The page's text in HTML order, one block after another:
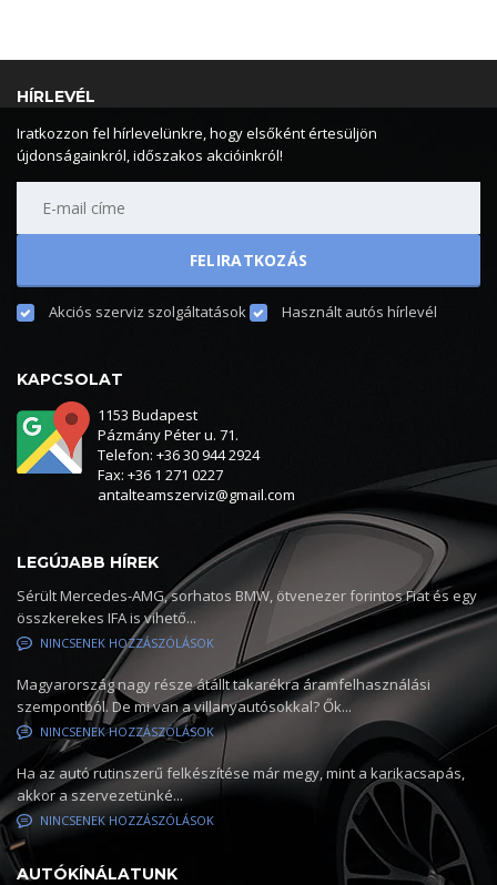
HÍRLEVÉL
Iratkozzon fel hírlevelünkre, hogy elsőként értesüljön
újdonságainkról, időszakos akcióinkról!
Akciós szerviz szolgáltatások Használt autós hírlevél
KAPCSOLAT
1153 Budapest
Pázmány Péter u. 71.
Telefon: +36 30 944 2924
Fax: +36 1 271 0227
antalteamszerviz@gmail.com
LEGÚJABB HÍREK
Sérült Mercedes-AMG, sorhatos BMW, ötvenezer forintos Fiat és egy
összkerekes IFA is vihető...
NINCSENEK HOZZÁSZÓLÁSOK
Magyarország nagy része átállt takarékra áramfelhasználási
szempontból. De mi van a villanyautósokkal? Ők...
NINCSENEK HOZZÁSZÓLÁSOK
Ha az autó rutinszerű felkészítése már megy, mint a karikacsapás,
akkor a szervezetünké...
NINCSENEK HOZZÁSZÓLÁSOK
AUTÓKÍNÁLATUNK